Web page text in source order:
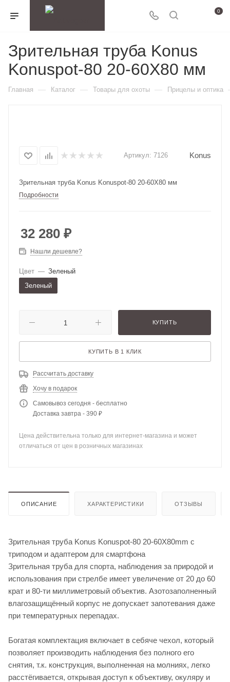
0
Зрительная труба Konus
Konuspot-80 20-60X80 мм
Главная — Каталог — Товары для охоты — Прицелы и оптика
Артикул: 7126 Konus
Зрительная труба Konus Konuspot-80 20-60X80 мм
Подробности
32 280 ₽
Нашли дешевле?
Цвет — Зеленый
Зеленый
КУПИТЬ
КУПИТЬ В 1 КЛИК
Рассчитать доставку
Хочу в подарок
Самовывоз сегодня - бесплатно
Доставка завтра - 390 ₽
Цена действительна только для интернет-магазина и может
отличаться от цен в розничных магазинах
ОПИСАНИЕ ХАРАКТЕРИСТИКИ ОТЗЫВЫ
Зрительная труба Konus Konuspot-80 20-60X80mm с
триподом и адаптером для смартфона
Зрительная труба для спорта, наблюдения за природой и
использования при стрелбе имеет увеличение от 20 до 60
крат и 80-ти миллиметровый объектив. Азотозаполненный
влагозащищённый корпус не допускает запотевания даже
при температурных перепадах.
Богатая комплектация включает в себяче чехол, который
позволяет производить наблюдения без полного его
снятия, т.к. конструкция, выполненная на молниях, легко
расстёгивается, открывая доступ к объективу, окуляру и